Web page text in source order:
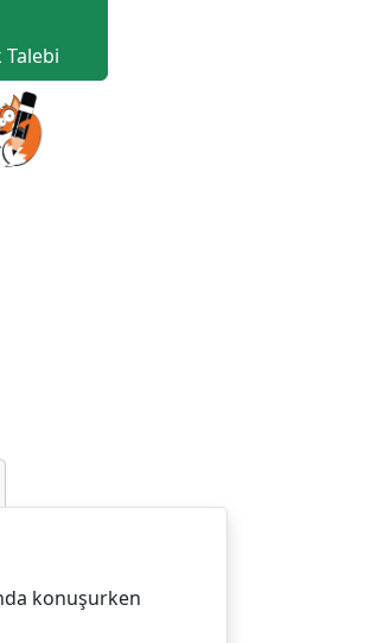
konuşurken